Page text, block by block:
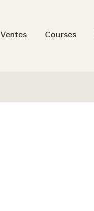
Ventes Courses